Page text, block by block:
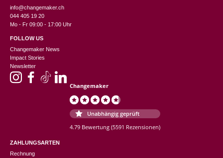
info@changemaker.ch
044 405 19 20
Mo - Fr 09:00 - 17:00 Uhr
FOLLOW US
Changemaker News
Impact Stories
Newsletter
Changemaker
Unabhängig geprüft
4.79 Bewertung (5591 Rezensionen)
ZAHLUNGSARTEN
Rechnung